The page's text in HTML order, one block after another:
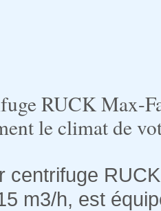
RUCK Max-
le climat de
centrifuge
m3/h, est